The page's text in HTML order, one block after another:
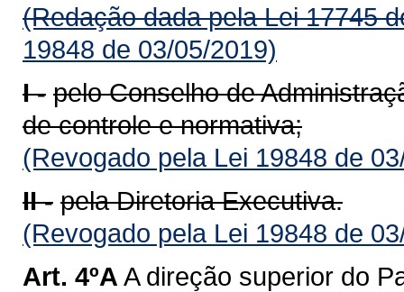
(Redação dada pela Lei 17745
19848 de 03/05/2019)
I - pelo Conselho de
de controle e normativa;
(Revogado pela Lei 19848 de
II - pela Diretoria Executiva.
(Revogado pela Lei 19848 de
Art. 4ºA A direção superior do